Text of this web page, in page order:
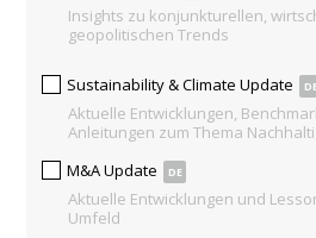
Insights zu konjunkturellen,
geopolitischen Trends
Sustainability & Climate Update
Aktuelle Entwicklungen,
Anleitungen zum Thema
M&A Update
DE
Aktuelle Entwicklungen und
Umfeld